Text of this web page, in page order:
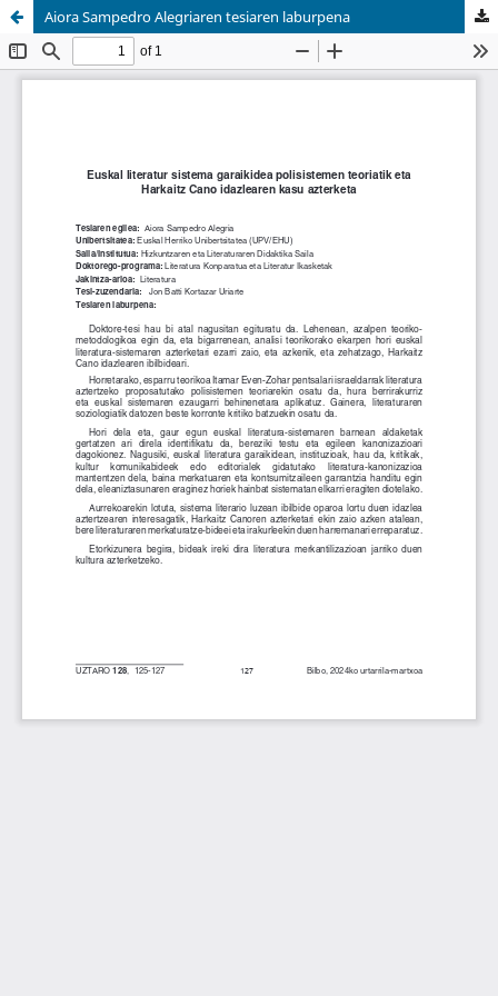
Aiora Sampedro Alegriaren tesiaren laburpena